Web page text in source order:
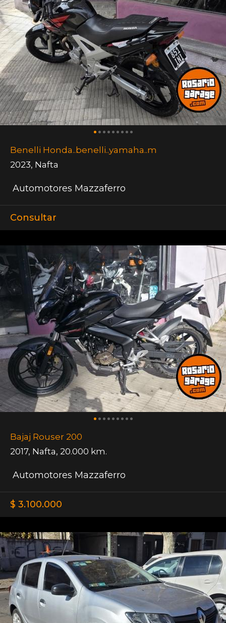
Benelli Honda..benelli..yamaha..m
2023, Nafta
Automotores Mazzaferro
Consultar
Bajaj Rouser 200
2017, Nafta, 20.000 km.
Automotores Mazzaferro
$ 3.100.000